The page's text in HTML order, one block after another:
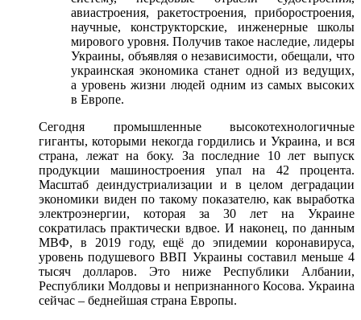
авиастроения, ракетостроения, приборостроения,
научные, конструкторские, инженерные школы
мирового уровня. Получив такое наследие, лидеры
Украины, объявляя о независимости, обещали, что
украинская экономика станет одной из ведущих,
а уровень жизни людей одним из самых высоких
в Европе.
Сегодня промышленные высокотехнологичные
гиганты, которыми некогда гордились и Украина, и вся
страна, лежат на боку. За последние 10 лет выпуск
продукции машиностроения упал на 42 процента.
Масштаб деиндустриализации и в целом деградации
экономики виден по такому показателю, как выработка
электроэнергии, которая за 30 лет на Украине
сократилась практически вдвое. И наконец, по данным
МВФ, в 2019 году, ещё до эпидемии коронавируса,
уровень подушевого ВВП Украины составил меньше 4
тысяч долларов. Это ниже Республики Албании,
Республики Молдовы и непризнанного Косова. Украина
сейчас – беднейшая страна Европы.